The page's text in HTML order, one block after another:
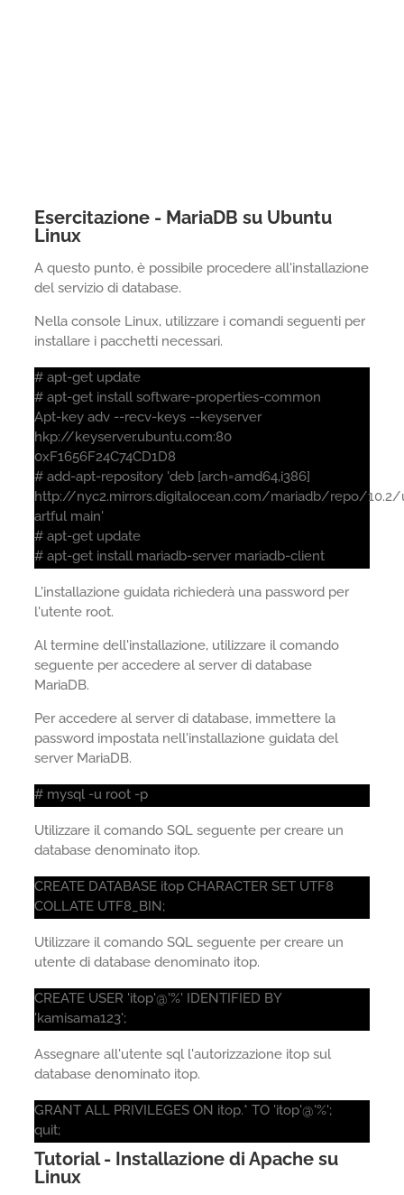
Esercitazione - MariaDB su Ubuntu
Linux
A questo punto, è possibile procedere all'installazione
del servizio di database.
Nella console Linux, utilizzare i comandi seguenti per
installare i pacchetti necessari.
# apt-get update
# apt-get install software-properties-common
Apt-key adv --recv-keys --keyserver
hkp://keyserver.ubuntu.com:80
0xF1656F24C74CD1D8
# add-apt-repository 'deb [arch=amd64,i386]
http://nyc2.mirrors.digitalocean.com/mariadb/repo/
artful main'
# apt-get update
# apt-get install mariadb-server mariadb-client
L'installazione guidata richiederà una password per
l'utente root.
Al termine dell'installazione, utilizzare il comando
seguente per accedere al server di database
MariaDB.
Per accedere al server di database, immettere la
password impostata nell'installazione guidata del
server MariaDB.
# mysql -u root -p
Utilizzare il comando SQL seguente per creare un
database denominato itop.
CREATE DATABASE itop CHARACTER SET UTF8
COLLATE UTF8_BIN;
Utilizzare il comando SQL seguente per creare un
utente di database denominato itop.
CREATE USER 'itop'@'%' IDENTIFIED BY
'kamisama123';
Assegnare all'utente sql l'autorizzazione itop sul
database denominato itop.
GRANT ALL PRIVILEGES ON itop.* TO 'itop'@'%';
quit;
Tutorial - Installazione di Apache su
Linux